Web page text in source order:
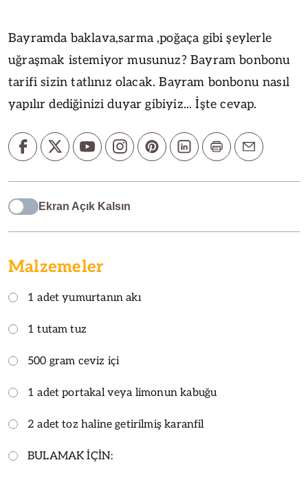
Bayramda baklava,sarma ,poğaça gibi şeylerle
uğraşmak istemiyor musunuz? Bayram bonbonu
tarifi sizin tatlınız olacak. Bayram bonbonu nasıl
yapılır dediğinizi duyar gibiyiz... İşte cevap.
Ekran Açık Kalsın
Malzemeler
1 adet yumurtanın akı
1 tutam tuz
500 gram ceviz içi
1 adet portakal veya limonun kabuğu
2 adet toz haline getirilmiş karanfil
BULAMAK İÇİN: